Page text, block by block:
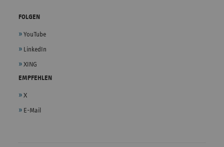
FOLGEN
YouTube
LinkedIn
XING
EMPFEHLEN
X
E-Mail